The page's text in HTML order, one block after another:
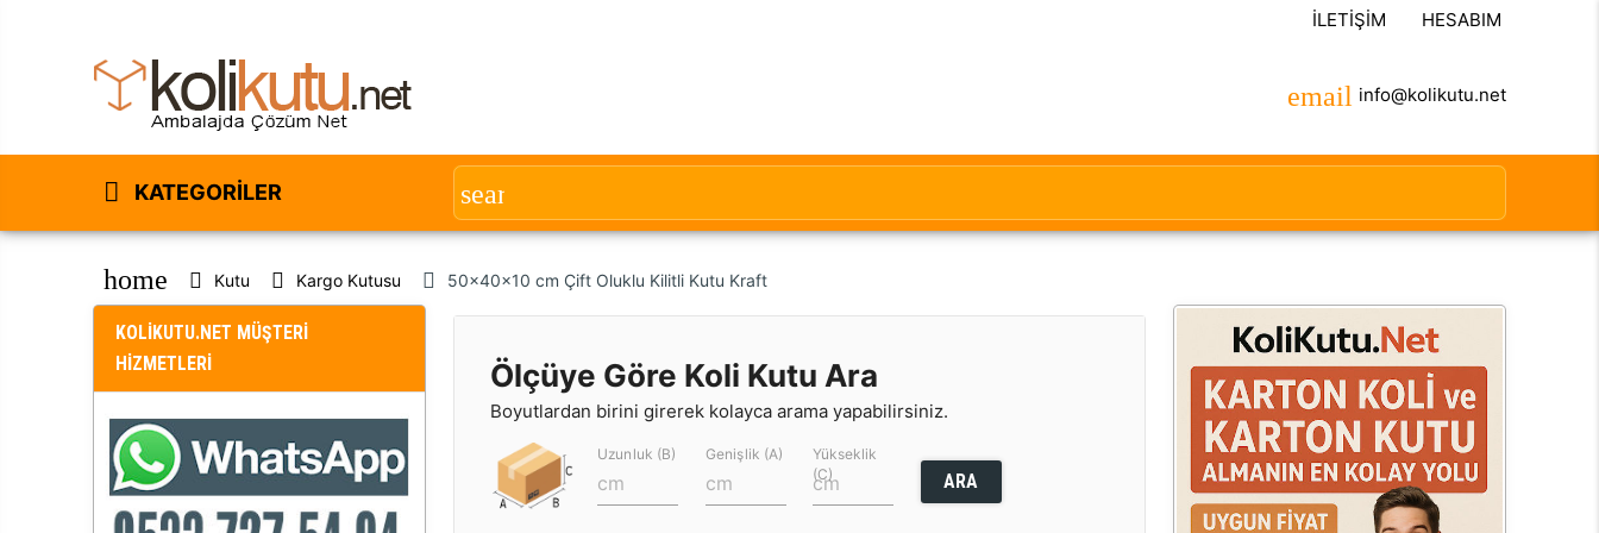
İLETIŞIM HESABIM
info@kolikutu.net
KATEGORILER
home Kutu Kargo Kutusu 50x40x10 cm Çift Oluklu Kilitli Kutu Kraft
KOLİKUTU.NET MÜŞTERİ
HİZMETLERİ
Ölçüye Göre Koli Kutu Ara
Boyutlardan birini girerek kolayca arama yapabilirsiniz.
Uzunluk (B) Genişlik (A)
Yükseklik
(C)
ARA